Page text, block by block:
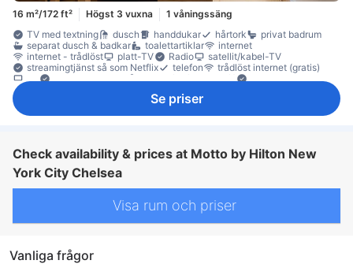
16 m²/172 ft² Högst 3 vuxna
1 våningssäng
TV med textning
dusch handdukar hårtork
privat badrum
separat dusch & badkar
toalettartiklar
internet
internet - trådlöst
platt-TV Radio
satellit/kabel-TV
streamingtjänst så som Netflix
telefon
trådlöst internet (gratis)
Videostreaming såsom Netflix (mot avgift)
mörkläggningsgardiner
gratis vatten på flaska
Rökpolicy - rökfria rum tillgängliga
Säkerhets-/skyddsfunktioner
värdeskåp för laptop
Se priser
Check availability & prices at Motto by Hilton New
York City Chelsea
Visa rum och priser
Vanliga frågor